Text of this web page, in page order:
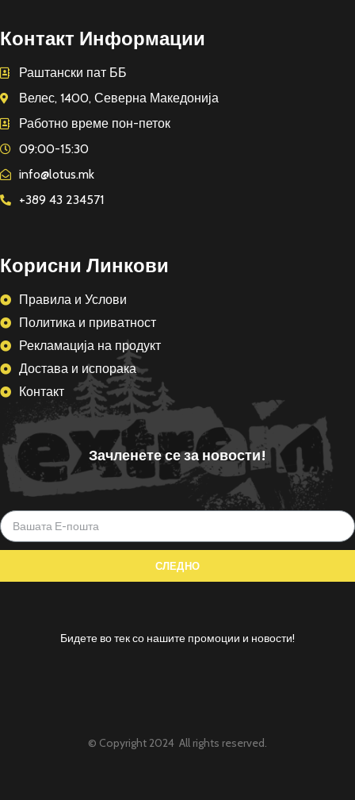
Контакт Информации
Раштански пат ББ
Велес, 1400, Северна Македонија
Работно време пон-петок
09:00-15:30
info@lotus.mk
+389 43 234571
Корисни Линкови
Правила и Услови
Политика и приватност
Рекламација на продукт
Достава и испорака
Контакт
Зачленете се за новости!
Бидете во тек со нашите промоции и новости!
© Copyright 2024 All rights reserved.